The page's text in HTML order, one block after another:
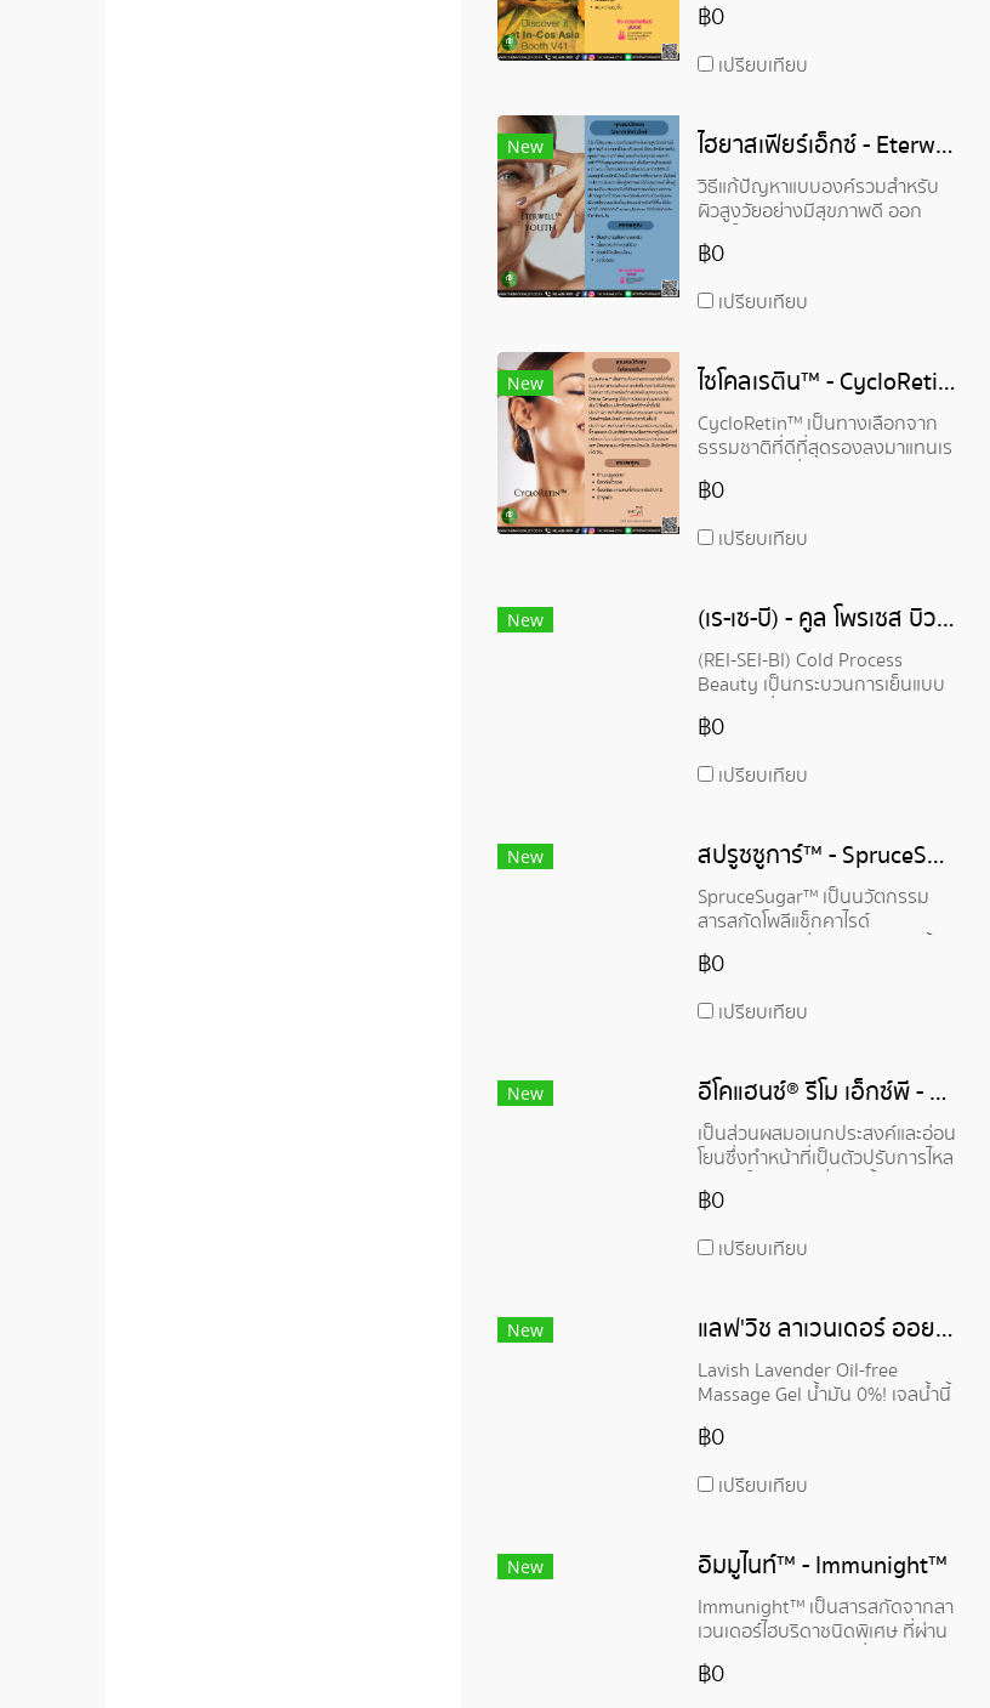
สายพันธุ์ Marie Menard จาก
฿0
เปรียบเทียบ
New ไฮยาสเฟียร์เอ็กซ์ - Eterwell™ YOUTH
วิธีแก้ปัญหาแบบองค์รวมสำหรับ
ผิวสูงวัยอย่างมีสุขภาพดี ออก
ฤทธิ์ในระดับเซลล์ มีประสิทธิภาพ
กับทุกสภาพผิวชาติพันธุ์ และ
ต้นตอของความชรา นั่นคือการ
฿0
เปรียบเทียบ
New ไซโคลเรติน™ - CycloRetin™
CycloRetin™ เป็นทางเลือกจาก
ธรรมชาติที่ดีที่สุดรองลงมาแทนเร
ตินอล แหล่งที่มาอย่างรับผิดชอบ
ในประเทศจีนจากพืชดัดแปลง
฿0
เปรียบเทียบ
New (เร-เซ-บี) - คูล โพรเซส บิวตี้ - (REI-SEI-BI) Cold Process Beauty
(REI-SEI-BI) Cold Process
Beauty เป็นกระบวนการเย็นแบบ
คาร์บอนต่ำและช่วยประหยัด
พลังงาน ที่นำมาผลิตเครื่องสำอาง
ชื้นแก่เปลือกตาที่ละเอียดอ่อนใน
สว่างขึ้น และการผสมเครื่องสำอาง
ชนิดอิมัลชันที่ไม่ต้องใช้ความร้อน
ทำให้ประหยัดพลังงานและส่วนผสม
เข้ากันได้ดี
฿0
เปรียบเทียบ
New สปรูซซูการ์™ - SpruceSugar™
SpruceSugar™ เป็นนวัตกรรม
สารสกัดโพลีแซ็กคาไรด์
อเนกประสงค์ที่ผลิตจากแหล่งน้ำ
ข้างเคียงของอุตสาหกรรมป่าไม้ที่
เป็นอยู่ที่ดีให้กับตัวคุณเอง แต่ยัง
฿0
เปรียบเทียบ
New อีโคแฮนซ์® รีโม เอ็กซ์พี - ECOHANCE® Remo XP
เป็นส่วนผสมอเนกประสงค์และอ่อน
โยนซึ่งทำหน้าที่เป็นตัวปรับการไหล
สารทำให้ผิวนวลที่ชอบน้ำ และสาร
เสริมประสาทสัมผัส ผลิตโดยใช้
ใช้วัตถุดิบตั้งต้นที่มาจากวัตถุดิบ
มีประสิทธิภาพและสามารถนำไปใช้
บุคคลได้หลากหลาย ทำให้เป็นตัว
เลือกที่ยอดเยี่ยมสำหรับแบรนด์ที่ให้
ความสำคัญกับส่วนผสมที่ได้มา
จากธรรมชาติและยั่งยืน
฿0
เปรียบเทียบ
New แลฟ'วิช ลาเวนเดอร์ ออยล์ฟรี มาสสาจ เจล - Lavish Lavender Oil-free Massage Gel
Lavish Lavender Oil-free
Massage Gel น้ำมัน 0%! เจลน้ำนี้
จะร่อนบนร่างกายของคุณตลอด
ระยะเวลาของการนวด ในขณะ
เธอราพีด้วยน้ำมันลาเวนเดอร์
ผสมกับแป้ง
฿0
เปรียบเทียบ
New อิมมูไนท์™ - Immunight™
Immunight™ เป็นสารสกัดจากลา
เวนเดอร์ไฮบริดาชนิดพิเศษ ที่ผ่าน
กระบวนการแบบรักษ์สิ่งแวดล้อม
มีสิทธิบัตรคุ้มครอง ตัว
฿0